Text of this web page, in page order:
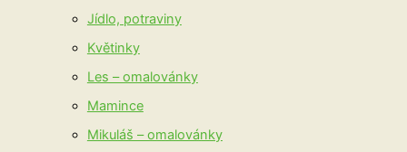
Jídlo, potraviny
Květinky
Les – omalovánky
Mamince
Mikuláš – omalovánky